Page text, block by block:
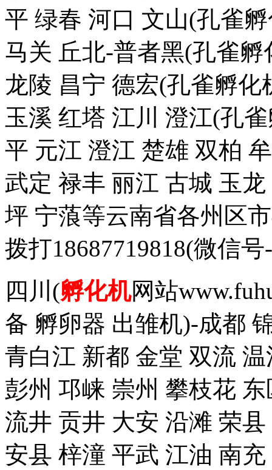
平 绿春 河口 文山(孔雀
马关 丘北-普者黑(孔雀
龙陵 昌宁 德宏(孔雀孵
玉溪 红塔 江川 澄江(孔
平 元江 澄江 楚雄 双柏
武定 禄丰 丽江 古城 玉
坪 宁蒗等云南省各州区
拨打18687719818(微信
四川(孵化机网站
备 孵卵器 出雏机)-成都
青白江 新都 金堂 双流
彭州 邛崃 崇州 攀枝花
流井 贡井 大安 沿滩 荣
安县 梓潼 平武 江油 南